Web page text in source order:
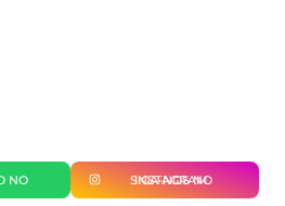
SIGA-NOS NO INSTAGRAM